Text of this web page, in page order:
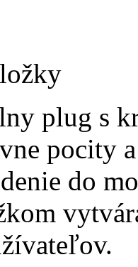
plug s
pocity
do